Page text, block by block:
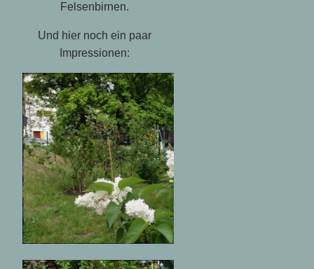
Felsenbirnen.
Und hier noch ein paar
Impressionen: